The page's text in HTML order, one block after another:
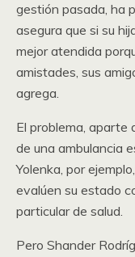
gestión pasada, ha
asegura que si su
mejor atendida
amistades, sus
agrega.
El problema, aparte
de una ambulancia
Yolenka, por
evalúen su estado
particular de salud.
Pero Shander